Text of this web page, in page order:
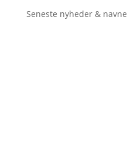
Seneste nyheder & navne